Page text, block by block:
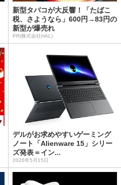
新型タバコが大反響！「たばこ
税、さようなら」600円→83円の
新型が爆売れ
PR(株式会社HAL)
デルがお求めやすいゲーミング
ノート「Alienware 15」シリー
ズ発表＝イン...
2026年5月15日